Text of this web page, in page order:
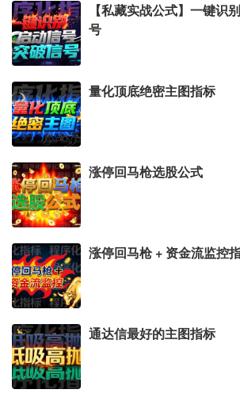
【私藏实战公式】一键识
号
量化顶底绝密主图指标
涨停回马枪选股公式
涨停回马枪 + 资金流监控
通达信最好的主图指标